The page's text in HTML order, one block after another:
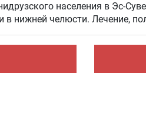
населения в Эс-
в нижней челюсти. Лечение,
Нур попала на